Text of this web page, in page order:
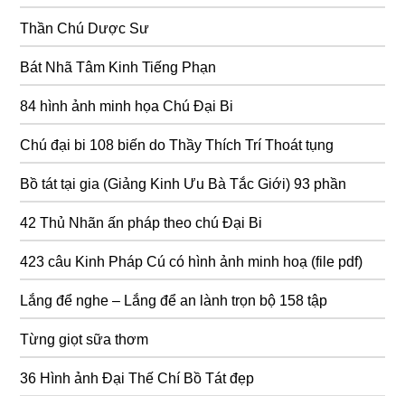
Thần Chú Dược Sư
Bát Nhã Tâm Kinh Tiếng Phạn
84 hình ảnh minh họa Chú Đại Bi
Chú đại bi 108 biến do Thầy Thích Trí Thoát tụng
Bồ tát tại gia (Giảng Kinh Ưu Bà Tắc Giới) 93 phần
42 Thủ Nhãn ấn pháp theo chú Đại Bi
423 câu Kinh Pháp Cú có hình ảnh minh hoạ (file pdf)
Lắng để nghe – Lắng để an lành trọn bộ 158 tập
Từng giọt sữa thơm
36 Hình ảnh Đại Thế Chí Bồ Tát đẹp